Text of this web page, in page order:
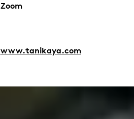
Zoom
www.tanikaya.com